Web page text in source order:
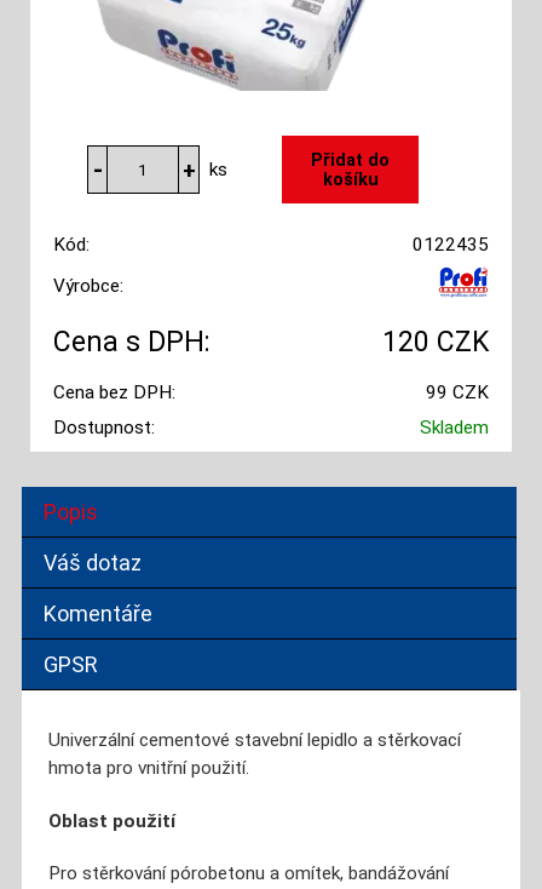
ks
Kód:
0122435
Výrobce:
Cena s DPH: 120 CZK
Cena bez DPH:
99 CZK
Dostupnost:
Skladem
Popis
Váš dotaz
Komentáře
GPSR
Univerzální cementové stavební lepidlo a stěrkovací
hmota pro vnitřní použití.
Oblast použití
Pro stěrkování pórobetonu a omítek, bandážování